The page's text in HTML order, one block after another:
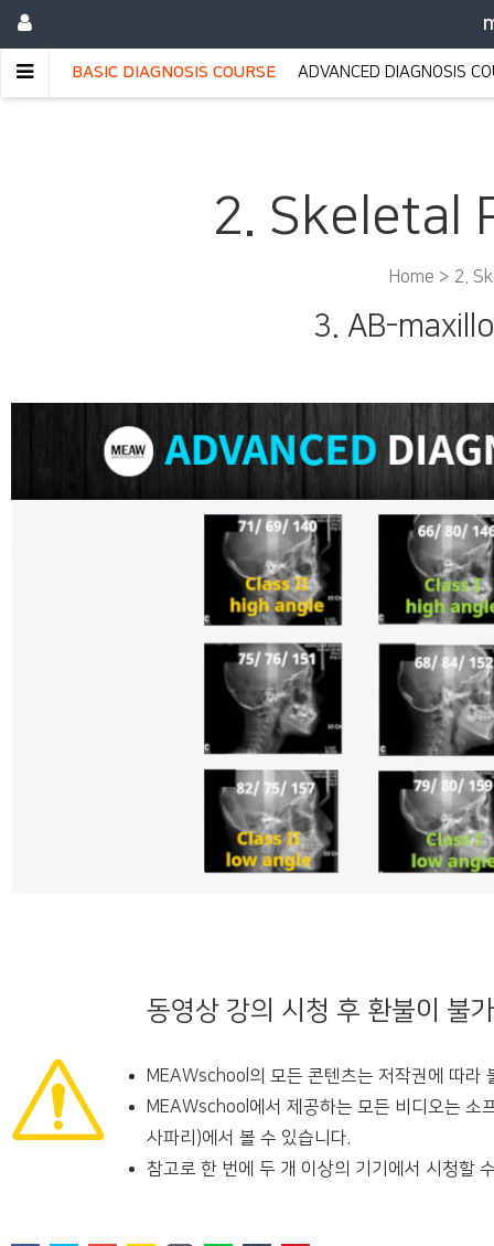
BASIC DIAGNOSIS COURSE ADVANCED DIAGNOSIS
2. Skeletal
Home > 2.
3. AB-
동영상 강의 시청 후 환불이 불
MEAWschool의 모든 콘텐츠는 저작권에 따라
MEAWschool에서 제공하는 모든 비디오는 소
사파리)에서 볼 수 있습니다.
참고로 한 번에 두 개 이상의 기기에서 시청할